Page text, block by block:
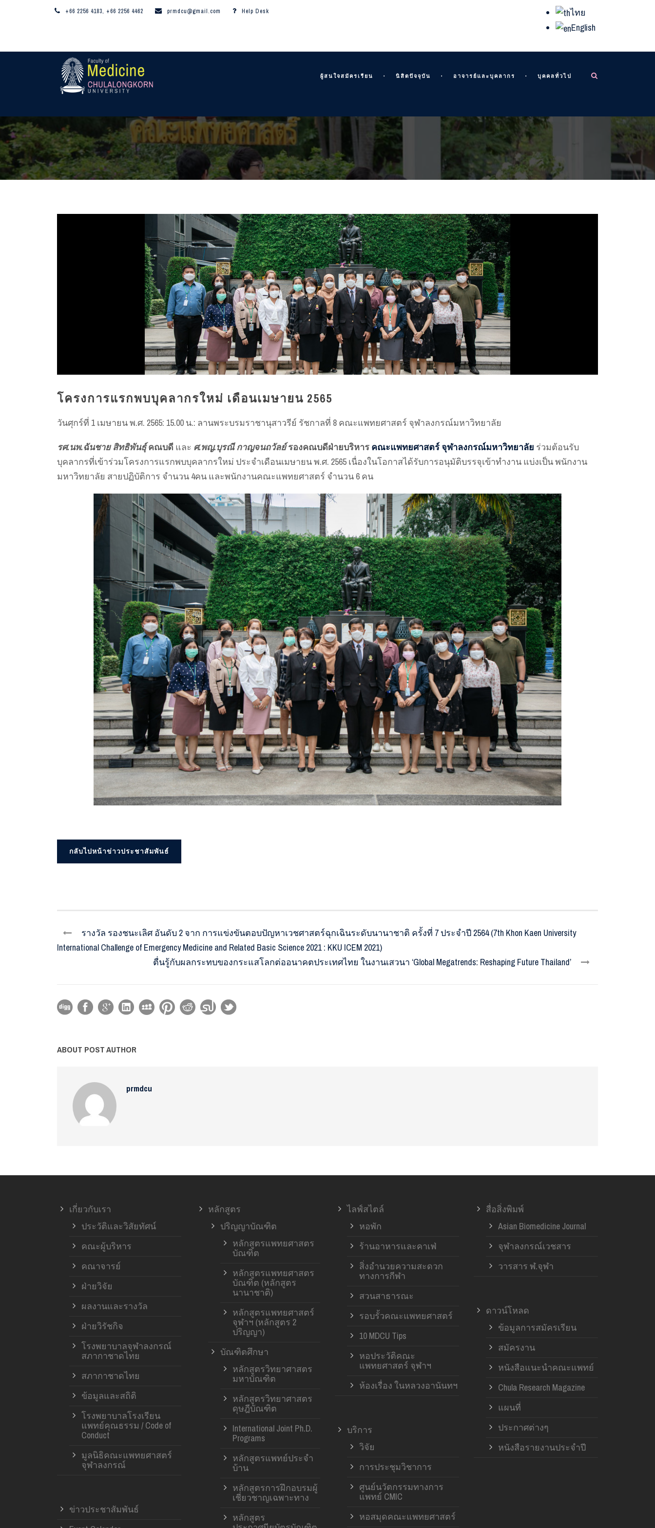
+66 2256 4183, +66 2256 4462 prmdcu@gmail.com Help Desk
ไทย
English
ผู้สนใจสมัครเรียน นิสิตปัจจุบัน อาจารย์และบุคลากร บุคคลทั่วไป
โครงการแรกพบบุคลากรใหม่ เดือนเมษายน 2565
วันศุกร์ที่ 1 เมษายน พ.ศ. 2565: 15.00 น.: ลานพระบรมราชานุสาวรีย์ รัชกาลที่ 8 คณะแพทยศาสตร์ จุฬาลงกรณ์มหาวิทยาลัย
รศ.นพ.ฉันชาย สิทธิพันธุ์คณบดี และ ศ.พญ.บุรณี กาญจนถวัลย์รองคณบดีฝ่ายบริหาร คณะแพทยศาสตร์ จุฬาลงกรณ์มหาวิทยาลัย ร่วมต้อนรับ
บุคลากรที่เข้าร่วมโครงการแรกพบบุคลากรใหม่ ประจำเดือนเมษายน พ.ศ. 2565 เนื่องในโอกาสได้รับการอนุมัติบรรจุเข้าทำงาน แบ่งเป็น พนักงาน
มหาวิทยาลัย สายปฏิบัติการ จำนวน 4คน และพนักงานคณะแพทยศาสตร์ จำนวน 6 คน
กลับไปหน้าข่าวประชาสัมพันธ์
รางวัล รองชนะเลิศ อันดับ 2 จาก การแข่งขันตอบปัญหาเวชศาสตร์ฉุกเฉินระดับนานาชาติ ครั้งที่ 7 ประจำปี 2564 (7th Khon Kaen University
International Challenge of Emergency Medicine and Related Basic Science 2021 : KKU ICEM 2021)
ตื่นรู้กับผลกระทบของกระแสโลกต่ออนาคตประเทศไทย ในงานเสวนา ‘Global Megatrends: Reshaping Future Thailand’
ABOUT POST AUTHOR
prmdcu
เกี่ยวกับเรา
ประวัติและวิสัยทัศน์
คณะผู้บริหาร
คณาจารย์
ฝ่ายวิจัย
ผลงานและรางวัล
ฝ่ายวิรัชกิจ
โรงพยาบาลจุฬาลงกรณ์
สภากาชาดไทย
สภากาชาดไทย
ข้อมูลและสถิติ
โรงพยาบาลโรงเรียน
แพทย์คุณธรรม / Code of
Conduct
มูลนิธิคณะแพทยศาสตร์
จุฬาลงกรณ์
ข่าวประชาสัมพันธ์
หลักสูตร
ปริญญาบัณฑิต
หลักสูตรแพทยศาสตร
บัณฑิต
หลักสูตรแพทยศาสตร
บัณฑิต (หลักสูตร
นานาชาติ)
หลักสูตรแพทยศาสตร์
จุฬาฯ (หลักสูตร 2
ปริญญา)
บัณฑิตศึกษา
หลักสูตรวิทยาศาสตร
มหาบัณฑิต
หลักสูตรวิทยาศาสตร
ดุษฎีบัณฑิต
International Joint Ph.D.
Programs
หลักสูตรแพทย์ประจำ
บ้าน
หลักสูตรการฝึกอบรมผู้
เชี่ยวชาญเฉพาะทาง
หลักสูตร
ไลฟ์สไตล์
หอพัก
ร้านอาหารและคาเฟ่
สิ่งอำนวยความสะดวก
ทางการกีฬา
สวนสาธารณะ
รอบรั้วคณะแพทยศาสตร์
10 MDCU Tips
หอประวัติคณะ
แพทยศาสตร์ จุฬาฯ
ห้องเรื่อง ในหลวงอานันทฯ
บริการ
วิจัย
การประชุมวิชาการ
ศูนย์นวัตกรรมทางการ
แพทย์ CMIC
หอสมุดคณะแพทยศาสตร์
สื่อสิ่งพิมพ์
Asian Biomedicine Journal
จุฬาลงกรณ์เวชสาร
วารสาร ฬ.จุฬา
ดาวน์โหลด
ข้อมูลการสมัครเรียน
สมัครงาน
หนังสือแนะนำคณะแพทย์
Chula Research Magazine
แผนที่
ประกาศต่างๆ
หนังสือรายงานประจำปี